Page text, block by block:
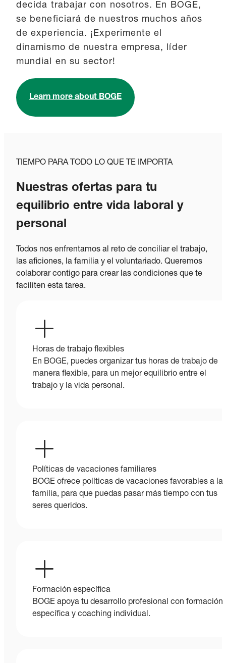
decida trabajar con nosotros. En BOGE,
se beneficiará de nuestros muchos años
de experiencia. ¡Experimente el
dinamismo de nuestra empresa, líder
mundial en su sector!
Learn more about BOGE
TIEMPO PARA TODO LO QUE TE IMPORTA
Nuestras ofertas para tu
equilibrio entre vida laboral y
personal
Todos nos enfrentamos al reto de conciliar el trabajo,
las aficiones, la familia y el voluntariado. Queremos
colaborar contigo para crear las condiciones que te
faciliten esta tarea.
Horas de trabajo flexibles
En BOGE, puedes organizar tus horas de trabajo de
manera flexible, para un mejor equilibrio entre el
trabajo y la vida personal.
Políticas de vacaciones familiares
BOGE ofrece políticas de vacaciones favorables a la
familia, para que puedas pasar más tiempo con tus
seres queridos.
Formación específica
BOGE apoya tu desarrollo profesional con formación
específica y coaching individual.